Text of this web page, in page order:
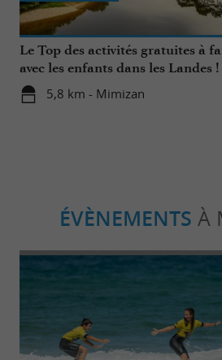
Le Top des activités gratuites à
avec les enfants dans les Landes !
5,8 km - Mimizan
ÉVÈNEMENTS À